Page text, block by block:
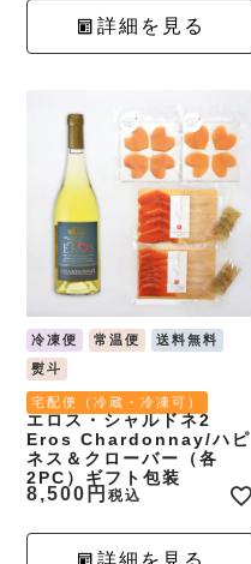
詳細を見る
冷凍便 常温便
送料無料
熨斗
宅配便（冷蔵・冷凍可）
エロス・シャルドネ2
Eros Chardonnay/ハピ
ネス＆クローバー（各
2PC）ギフト包装
8,500 税込